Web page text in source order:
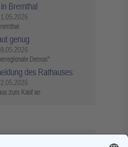
Bremthal
genug
Demos"
des Rathauses
zum Kauf an